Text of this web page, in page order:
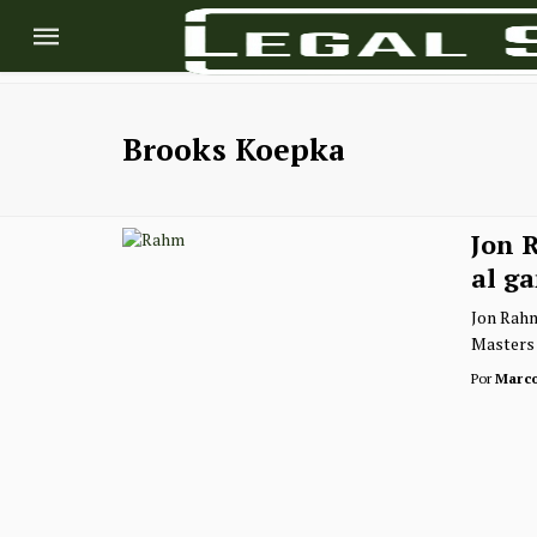
Brooks Koepka
Jon
al
Jon
Masters
Por